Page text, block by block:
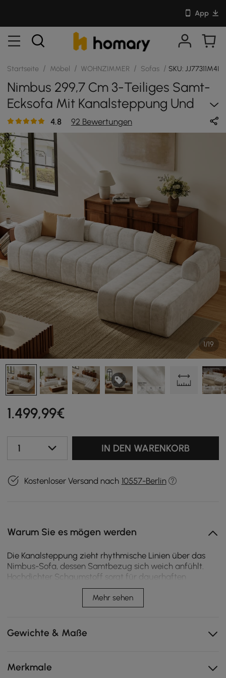
App
Startseite / Möbel / WOHNZIMMER / Sofas / SKU: JJ77311M4I
Nimbus 299,7 Cm 3-Teiliges Samt-
Ecksofa Mit Kanalsteppung Und
Chaiselongue
4.8 92 Bewertungen
1/19
1.499,99€
1 IN DEN WARENKORB
Kostenloser Versand nach 10557-Berlin
Warum Sie es mögen werden
Die Kanalsteppung zieht rhythmische Linien über das
Nimbus-Sofa, dessen Samtbezug sich weich anfühlt.
Hochdichter Schaumstoff sorgt für dauerhaften
Komfort, während klassische Proportionen und vielseitige
Größenanpassung es jedem Raum ermöglichen, sich
anzupassen. Entworfen für Momente der Ruhe, bringt es
Rhythmische Kanalheftung verleiht Tiefe und Textur –
Eingehüllt in weichen Samt mit einer geschmeidigen
Mehr sehen
Gewichte & Maße
Merkmale